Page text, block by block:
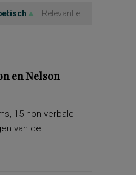
Relevantie
en Nelson
15 non-verbale
van de